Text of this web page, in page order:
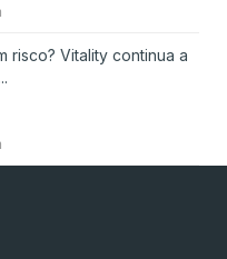
risco? Vitality continua a